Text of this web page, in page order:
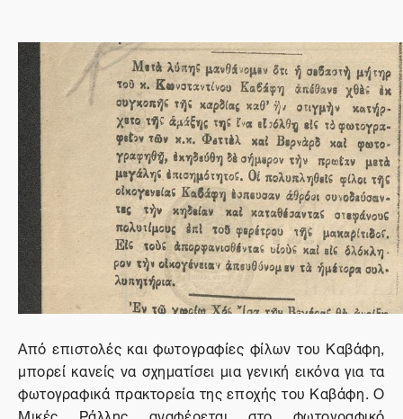
Από επιστολές και φωτογραφίες φίλων του Καβάφη,
μπορεί κανείς να σχηματίσει μια γενική εικόνα για τα
φωτογραφικά πρακτορεία της εποχής του Καβάφη. Ο